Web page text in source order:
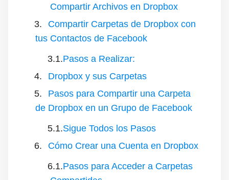
Compartir Archivos en Dropbox
Compartir Carpetas de Dropbox con
tus Contactos de Facebook
Pasos a Realizar:
Dropbox y sus Carpetas
Pasos para Compartir una Carpeta
de Dropbox en un Grupo de Facebook
Sigue Todos los Pasos
Cómo Crear una Cuenta en Dropbox
Pasos para Acceder a Carpetas